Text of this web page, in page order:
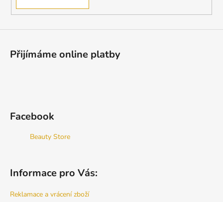
Přijímáme online platby
Facebook
Beauty Store
Informace pro Vás:
Reklamace a vrácení zboží